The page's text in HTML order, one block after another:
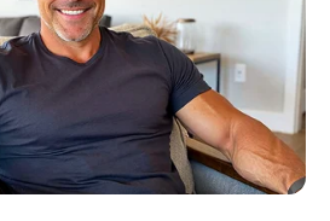
el influencer del que
fue ases1n4do a t1ros en